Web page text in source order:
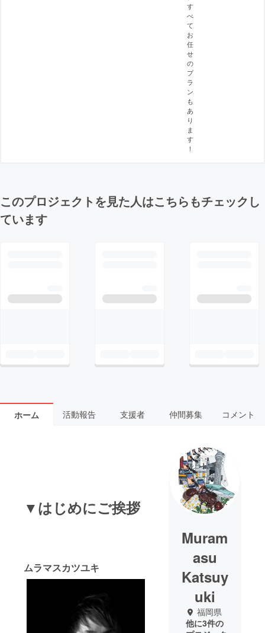
す
べ
て
お
任
せ
の
プ
ラ
ン
も
あ
り
ま
す
！
このプロジェクトを見た人はこちらもチェックし
ています
ホーム 活動報告 支援者 仲間募集 コメント
▼はじめにご挨拶
ムラマスカツユキ
Muram
asu
Katsuy
uki
福岡県
他に3件の